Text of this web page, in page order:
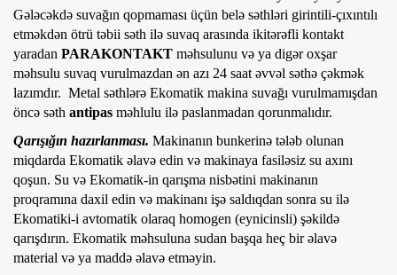
Gələcəkdə suvağın qopmaması üçün belə səthləri girintili-çıxıntılı
etməkdən ötrü təbii səth ilə suvaq arasında ikitərəfli kontakt
yaradan PARAKONTAKT məhsulunu və ya digər oxşar
məhsulu suvaq vurulmazdan ən azı 24 saat əvvəl səthə çəkmək
lazımdır. Metal səthlərə Ekomatik makina suvağı vurulmamışdan
öncə səth antipas məhlulu ilə paslanmadan qorunmalıdır.
Qarışığın hazırlanması. Makinanın bunkerinə tələb olunan
miqdarda Ekomatik əlavə edin və makinaya fasiləsiz su axını
qoşun. Su və Ekomatik-in qarışma nisbətini makinanın
proqramına daxil edin və makinanı işə saldıqdan sonra su ilə
Ekomatiki-i avtomatik olaraq homogen (eynicinsli) şəkildə
qarışdırın. Ekomatik məhsuluna sudan başqa heç bir əlavə
material və ya maddə əlavə etməyin.